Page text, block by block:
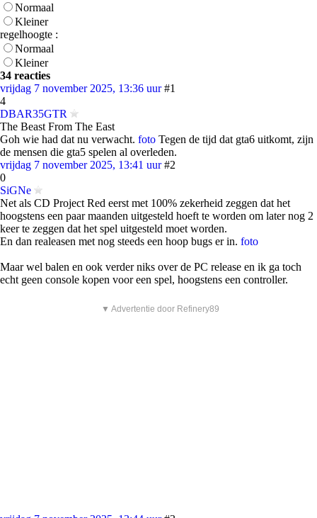
Normaal
Kleiner
regelhoogte :
Normaal
Kleiner
34 reacties
vrijdag 7 november 2025, 13:36 uur #1
4
DBAR35GTR
The Beast From The East
Goh wie had dat nu verwacht. foto Tegen de tijd dat gta6 uitkomt, zijn
de mensen die gta5 spelen al overleden.
vrijdag 7 november 2025, 13:41 uur #2
0
SiGNe
Net als CD Project Red eerst met 100% zekerheid zeggen dat het
hoogstens een paar maanden uitgesteld hoeft te worden om later nog 2
keer te zeggen dat het spel uitgesteld moet worden.
En dan realeasen met nog steeds een hoop bugs er in. foto
Maar wel balen en ook verder niks over de PC release en ik ga toch
echt geen console kopen voor een spel, hoogstens een controller.
▼ Advertentie door Refinery89